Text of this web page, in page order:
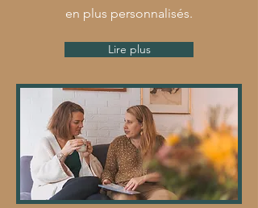
en plus personnalisés.
Lire plus